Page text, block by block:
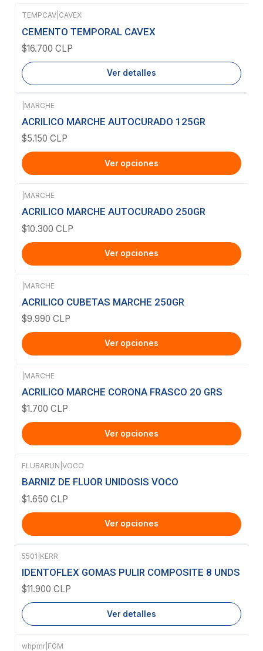
Agotado
TEMPCAV CAVEX
CEMENTO TEMPORAL CAVEX
$16.700 CLP
Ver detalles
MARCHE
ACRILICO MARCHE AUTOCURADO 125GR
$5.150 CLP
Ver opciones
MARCHE
ACRILICO MARCHE AUTOCURADO 250GR
$10.300 CLP
Ver opciones
MARCHE
ACRILICO CUBETAS MARCHE 250GR
$9.990 CLP
Ver opciones
MARCHE
ACRILICO MARCHE CORONA FRASCO 20 GRS
$1.700 CLP
Ver opciones
FLUBARUN VOCO
BARNIZ DE FLUOR UNIDOSIS VOCO
$1.650 CLP
Ver opciones
Agotado
5501 KERR
IDENTOFLEX GOMAS PULIR COMPOSITE 8 UNDS
$11.900 CLP
Ver detalles
whpmr FGM